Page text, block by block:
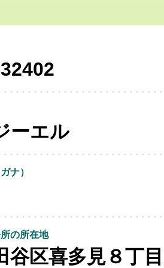
ーエル
ナ）
の所在地
谷区喜多見８丁